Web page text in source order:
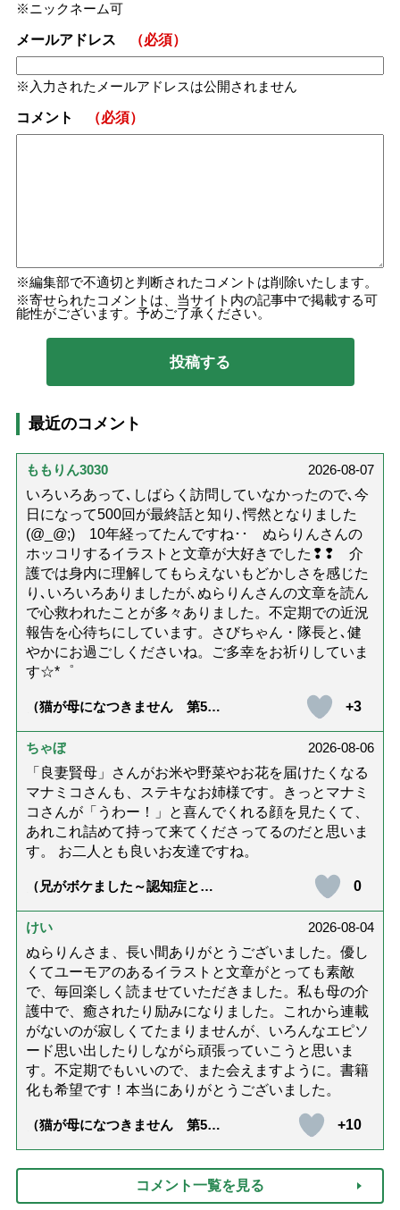
ニックネーム可
メールアドレス （必須）
入力されたメールアドレスは公開されません
コメント （必須）
編集部で不適切と判断されたコメントは削除いたします。
寄せられたコメントは、当サイト内の記事中で掲載する可
能性がございます。予めご了承ください。
最近のコメント
ももりん3030
2026-08-07
いろいろあって､しばらく訪問していなかったので､今
日になって500回が最終話と知り､愕然となりました
(@_@;) 10年経ってたんですね･･ ぬらりんさんの
ホッコリするイラストと文章が大好きでした❢❢ 介
護では身内に理解してもらえないもどかしさを感じた
り､いろいろありましたが､ぬらりんさんの文章を読ん
で心救われたことが多々ありました。不定期での近況
報告を心待ちにしています。さびちゃん・隊長と､健
やかにお過ごしくださいね。ご多幸をお祈りしていま
す☆*゜
（猫が母になつきません 第500
+3
ちゃぼ
2026-08-06
「良妻賢母」さんがお米や野菜やお花を届けたくなる
マナミコさんも、ステキなお姉様です。きっとマナミ
コさんが「うわー！」と喜んでくれる顔を見たくて、
あれこれ詰めて持って来てくださってるのだと思いま
す。 お二人とも良いお友達ですね。
（兄がボケました～認知症と介
達』が届きました」）
0
けい
2026-08-04
ぬらりんさま、長い間ありがとうございました。優し
くてユーモアのあるイラストと文章がとっても素敵
で、毎回楽しく読ませていただきました。私も母の介
護中で、癒されたり励みになりました。これから連載
がないのが寂しくてたまりませんが、いろんなエピソ
ード思い出したりしながら頑張っていこうと思いま
す。不定期でもいいので、また会えますように。書籍
化も希望です！本当にありがとうございました。
（猫が母になつきません 第500
+10
コメント一覧を見る